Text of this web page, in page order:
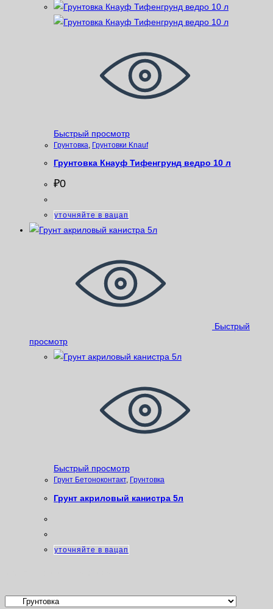
Быстрый просмотр
Грунтовка Грунтовки Knauf
Грунтовка Кнауф Тифенгрунд ведро 10 л
₽0
уточняйте в вацап
Быстрый
просмотр
Быстрый просмотр
Грунт Бетоноконтакт, Грунтовка
Грунт акриловый канистра 5л
уточняйте в вацап